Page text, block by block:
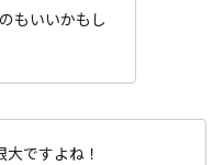
もいいかもし
ですよね！